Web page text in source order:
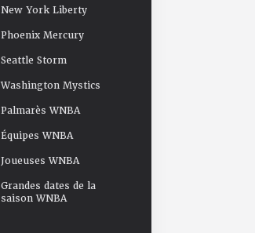
New York Liberty
Phoenix Mercury
Seattle Storm
Washington Mystics
Palmarès WNBA
Équipes WNBA
Joueuses WNBA
Grandes dates de la
saison WNBA